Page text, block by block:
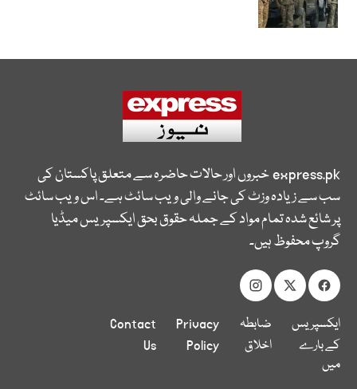
express.pkخبروں اور حالات حاضرہ سے متعلق پاکستان کی
سب سے زیادہ وزٹ کی جانے والی ویب سائٹ ہے۔ اس ویب سائٹ
پر شائع شدہ تمام مواد کے جملہ حقوق بحق ایکسپریس میڈیا
گروپ محفوظ ہیں۔
ایکسپریس
کے بارے
میں
ضابطہ
اخلاق
Privacy
Policy
Contact
Us